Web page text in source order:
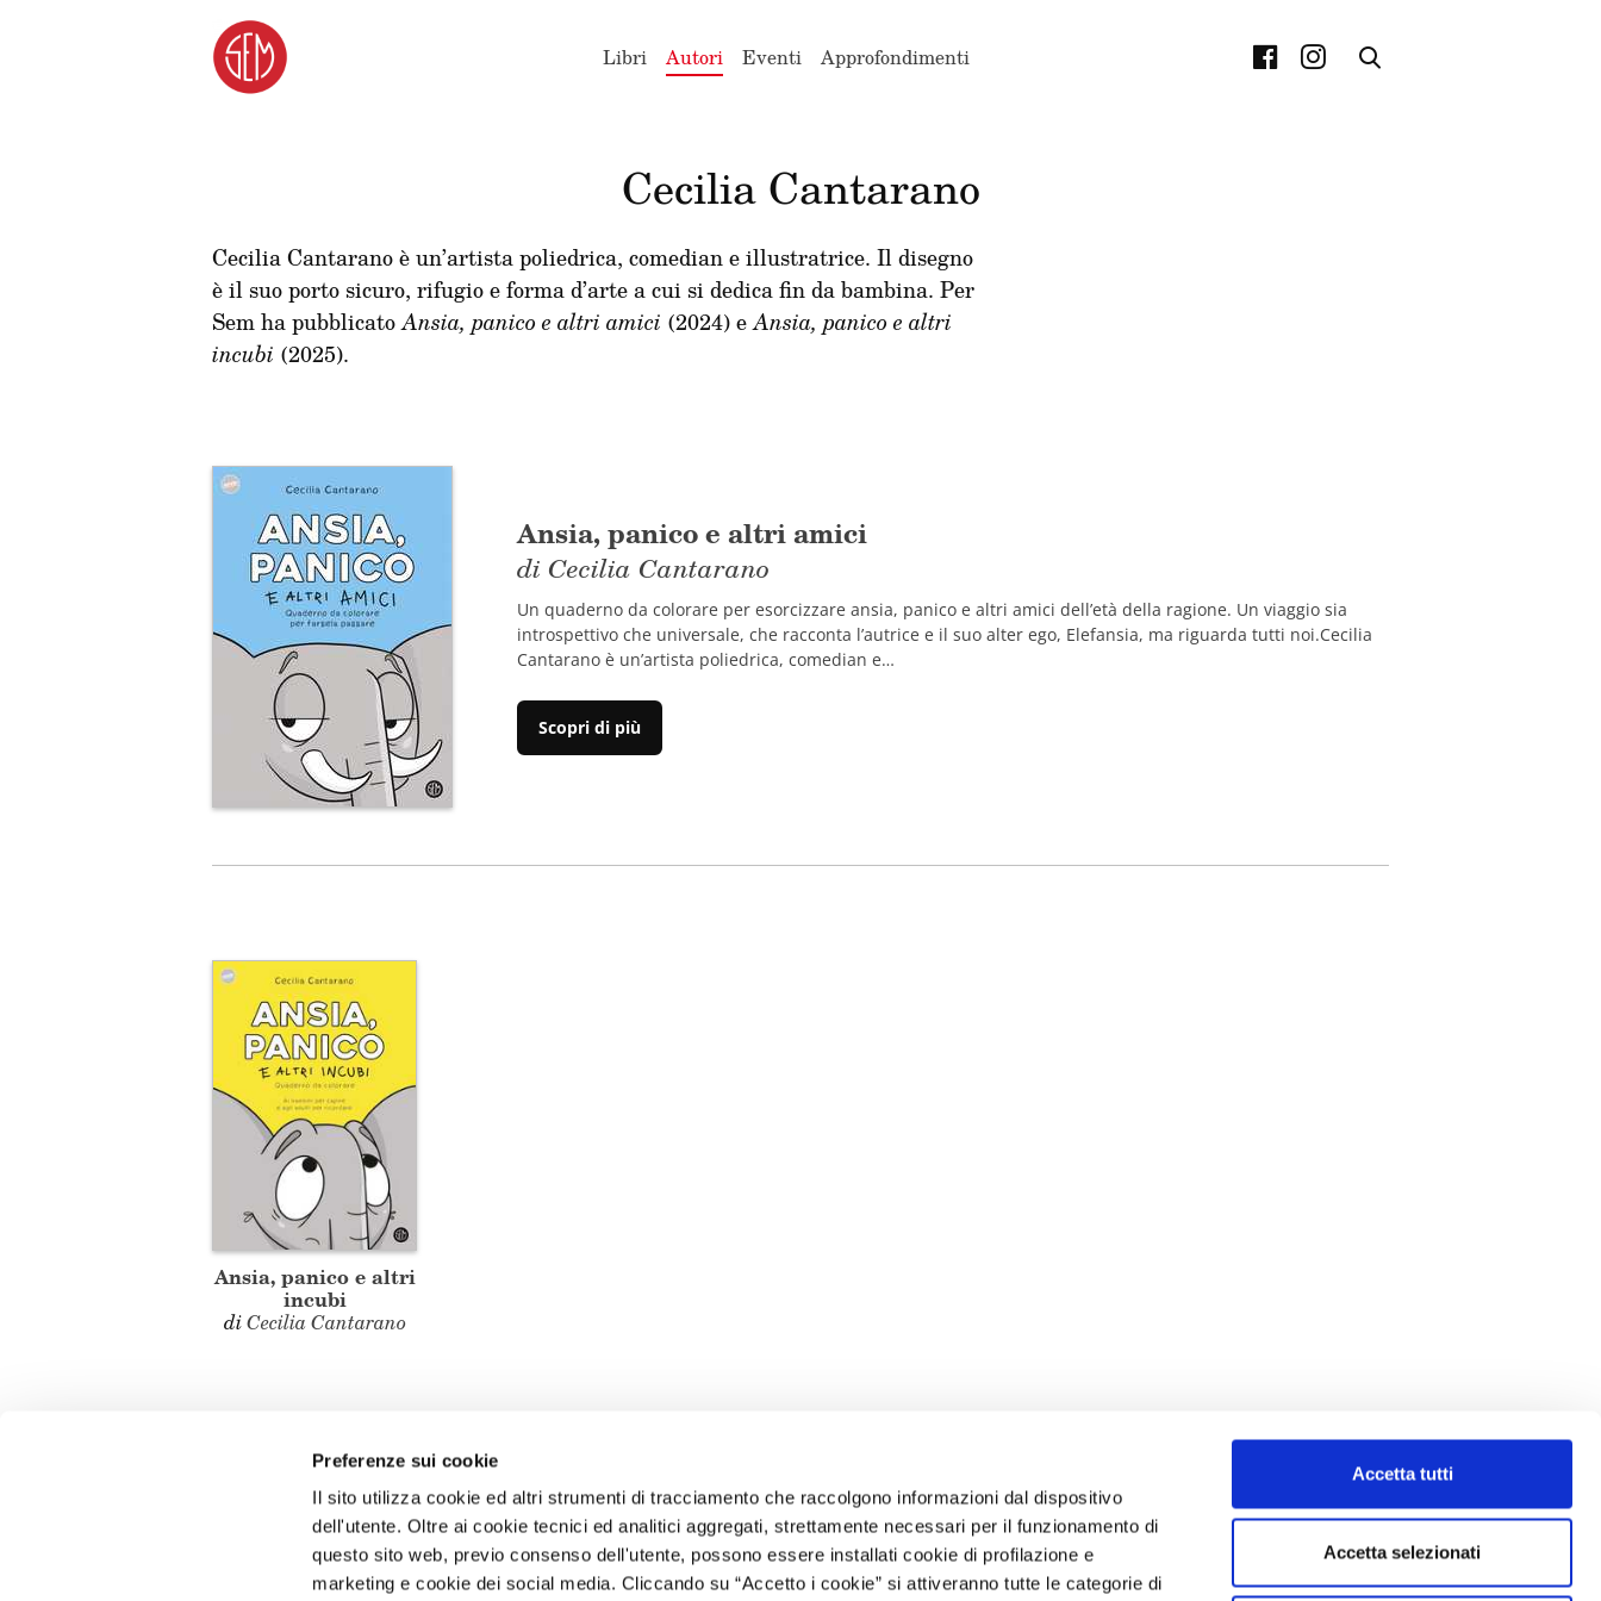
Preferenze sui cookie
Il sito utilizza cookie ed altri strumenti di tracciamento che raccolgono informazioni dal dispositivo
dell'utente. Oltre ai cookie tecnici ed analitici aggregati, strettamente necessari per il funzionamento di
questo sito web, previo consenso dell'utente, possono essere installati cookie di profilazione e
marketing e cookie dei social media. Cliccando su “Accetto i cookie” si attiveranno tutte le categorie di
Accetta tutti
Accetta selezionati
Libri Autori Eventi Approfondimenti
Cecilia Cantarano
Cecilia Cantarano è un’artista poliedrica, comedian e illustratrice. Il disegno
è il suo porto sicuro, rifugio e forma d’arte a cui si dedica fin da bambina. Per
Sem ha pubblicatoAnsia, panico e altri amici (2024) eAnsia, panico e altri
incubi (2025).
Ansia, panico e altri amici
di Cecilia Cantarano
Un quaderno da colorare per esorcizzare ansia, panico e altri amici dell’età della ragione. Un viaggio sia
introspettivo che universale, che racconta l’autrice e il suo alter ego, Elefansia, ma riguarda tutti noi.Cecilia
Cantarano è un’artista poliedrica, comedian e…
Scopri di più
Ansia, panico e altri
incubi
diCecilia Cantarano
EDITORE
Dati Societari
Contatti
IL GRUPPO
Gruppo Feltrinelli
Giangiacomo
Feltrinelli
Education